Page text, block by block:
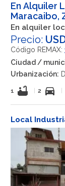
En Alquiler
Maracaibo,
En alquiler
Precio:
Código REMAX:
Ciudad /
Urbanización:
1 bathtub 2 directions_car
Local